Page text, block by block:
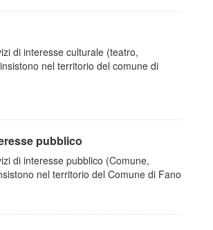
di interesse culturale (teatro,
nel territorio del comune di
pubblico
di interesse pubblico (Comune,
nel territorio del Comune di Fano